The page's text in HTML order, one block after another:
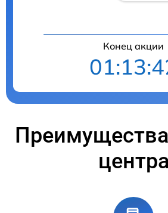
Конец акции
центра